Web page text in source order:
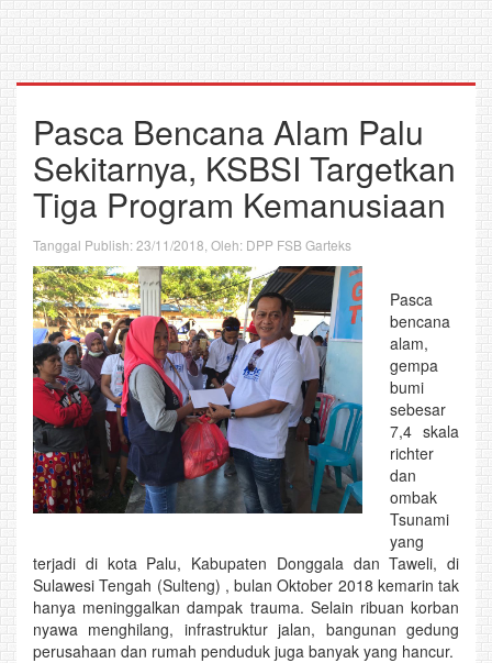
Pasca Bencana Alam Palu
Sekitarnya, KSBSI Targetkan
Tiga Program Kemanusiaan
Tanggal Publish: 23/11/2018, Oleh: DPP FSB Garteks
Pasca
bencana
alam,
gempa
bumi
sebesar
7,4 skala
richter
dan
ombak
Tsunami
yang
terjadi di kota Palu, Kabupaten Donggala dan Taweli, di
Sulawesi Tengah (Sulteng) , bulan Oktober 2018 kemarin tak
hanya meninggalkan dampak trauma. Selain ribuan korban
nyawa menghilang, infrastruktur jalan, bangunan gedung
perusahaan dan rumah penduduk juga banyak yang hancur.